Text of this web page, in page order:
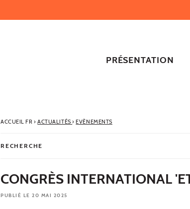
PRÉSENTATION
ACCUEIL FR› ACTUALITÉS› EVÈNEMENTS
RECHERCHE
CONGRÈS INTERNATIONAL
PUBLIÉ LE 20 MAI 2025